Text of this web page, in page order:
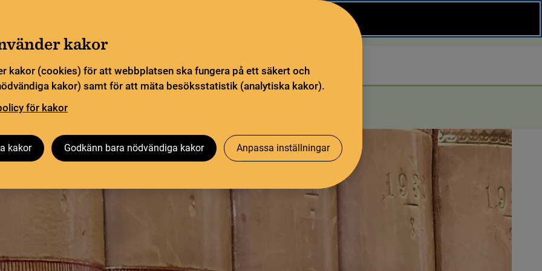
kakor
kakor (cookies) för att webbplatsen ska fungera på ett säkert och
kakor) samt för att mäta besöksstatistik (analytiska kakor).
för kakor
kakor Godkänn bara nödvändiga kakor Anpassa inställningar
Pliktleverans och ISBN Söktjänster
Besök oss